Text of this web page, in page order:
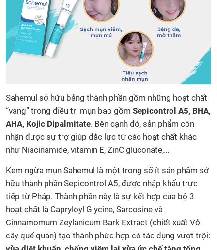
Sahemul sở hữu bảng thành phần gồm những hoạt chất
“vàng” trong điều trị mụn bao gồm Sepicontrol A5, BHA,
AHA, Kojic Dipalmitate. Bên cạnh đó, sản phẩm còn
nhận được sự trợ giúp đắc lực từ các hoạt chất khác
như Niacinamide, vitamin E, ZinC gluconate,…
Kem ngừa mụn Sahemul là một trong số ít sản phẩm sở
hữu thành phần Sepicontrol A5, được nhập khẩu trực
tiếp từ Pháp. Thành phần này là sự kết hợp của bộ 3
hoạt chất là Capryloyl Glycine, Sarcosine và
Cinnamomum Zeylanicum Bark Extract (chiết xuất Vỏ
cây quế quan) tạo thành phức hợp có tác dụng vượt trội: